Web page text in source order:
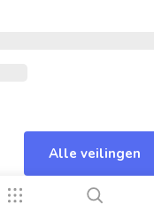
Alle veilingen